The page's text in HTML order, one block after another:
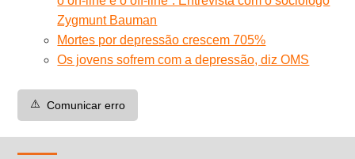
Zygmunt Bauman
Mortes por depressão crescem 705%
Os jovens sofrem com a depressão, diz OMS
⚠️ Comunicar erro